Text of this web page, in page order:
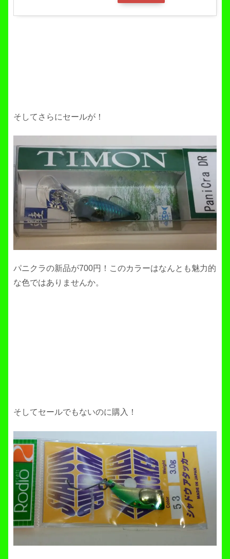
そしてさらにセールが！
パニクラの新品が700円！このカラーはなんとも魅力的
な色ではありませんか。
そしてセールでもないのに購入！